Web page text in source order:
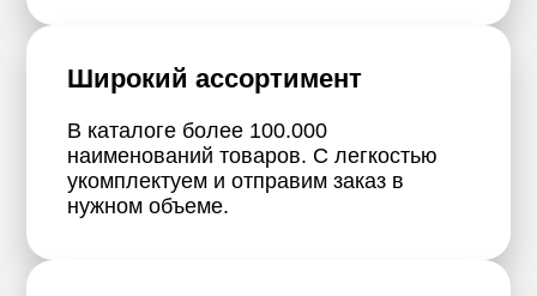
Широкий ассортимент
В каталоге более 100.000
наименований товаров. С легкостью
укомплектуем и отправим заказ в
нужном объеме.